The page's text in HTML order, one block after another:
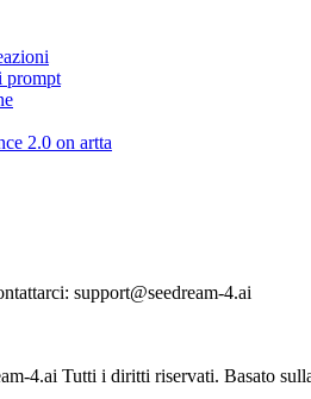
prompt
2.0 on artta
support@seedream-4.ai
4.ai Tutti i diritti riservati. Basato